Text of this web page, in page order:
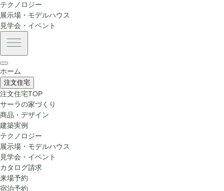
テクノロジー
展示場・モデルハウス
見学会・イベント
ホーム
注文住宅
注文住宅TOP
サーラの家づくり
商品・デザイン
建築実例
テクノロジー
展示場・モデルハウス
見学会・イベント
カタログ請求
来場予約
宿泊予約